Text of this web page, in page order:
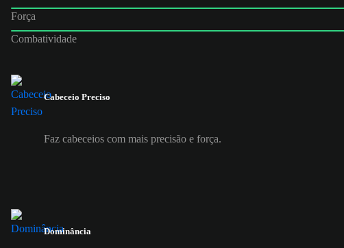
Força
Combatividade
Cabeceio Preciso
Faz cabeceios com mais precisão e força.
Dominância